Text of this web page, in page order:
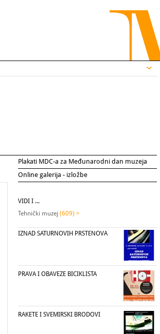
Plakati MDC-a za Međunarodni dan muzeja
Online galerija - izložbe
VIDI I ...
Tehnički muzej (609) >
IZNAD SATURNOVIH PRSTENOVA
PRAVA I OBAVEZE BICIKLISTA
RAKETE I SVEMIRSKI BRODOVI